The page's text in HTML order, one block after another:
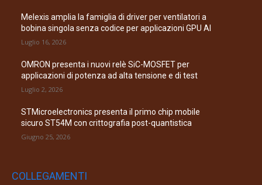
Melexis amplia la famiglia di driver per ventilatori a
bobina singola senza codice per applicazioni GPU AI
Luglio 16, 2026
OMRON presenta i nuovi relè SiC-MOSFET per
applicazioni di potenza ad alta tensione e di test
Luglio 2, 2026
STMicroelectronics presenta il primo chip mobile
sicuro ST54M con crittografia post-quantistica
Giugno 25, 2026
COLLEGAMENTI